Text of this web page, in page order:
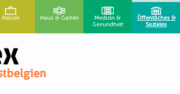
Reisen Haus & Garten
Medizin &
Gesundheit
Öffentliches &
Soziales